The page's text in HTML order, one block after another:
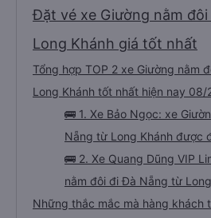
Đặt vé xe Giường nằm
Long Khánh giá tốt nhất
Tổng hợp TOP 2 xe Giường nằm
Long Khánh tốt nhất hiện nay 08/
🚌 1. Xe Bảo Ngọc: xe
Nẵng từ Long Khánh được
🚌 2. Xe Quang Dũng VIP
nằm đôi đi Đà Nẵng từ
Những thắc mắc mà hàng khách